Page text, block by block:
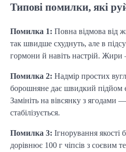
Типові помилки, які
Помилка 1: Повна відмова від
так швидше схуднуть, але в
гормони й навіть настрій.
Помилка 2: Надмір простих
борошняне дає швидкий підйом
Замініть на вівсянку з ягодами
стабілізується.
Помилка 3: Ігнорування якості
дорівнює 100 г чіпсів з соєвим